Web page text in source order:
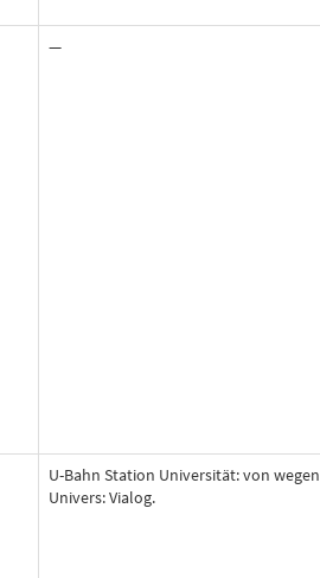
—
U-Bahn Station Universität: von wegen
Univers: Vialog.